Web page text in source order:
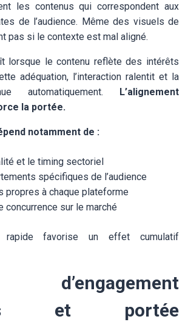
les contenus qui correspondent aux
de l’audience. Même des visuels de
pas si le contexte est mal aligné.
lorsque le contenu reflète des intérêts
adéquation, l’interaction ralentit et la
automatiquement.
L’alignement
la portée.
notamment de :
et le timing sectoriel
spécifiques de l’audience
propres à chaque plateforme
concurrence sur le marché
rapide favorise un effet cumulatif
d’engagement
et portée